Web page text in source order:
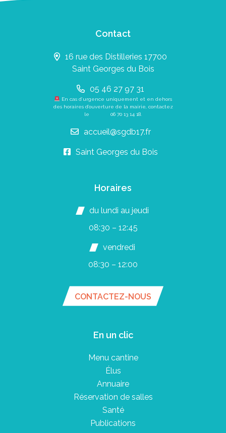
Contact
16 rue des Distilleries 17700
Saint Georges du Bois
05 46 27 97 31
En cas d’urgence uniquement et en dehors
des horaires d’ouverture de la mairie, contactez
le 06 70 13 14 18
accueil@sgdb17.fr
Saint Georges du Bois
Horaires
du lundi au jeudi
08:30 – 12:45
vendredi
08:30 – 12:00
CONTACTEZ-NOUS
En un clic
Menu cantine
Élus
Annuaire
Réservation de salles
Santé
Publications